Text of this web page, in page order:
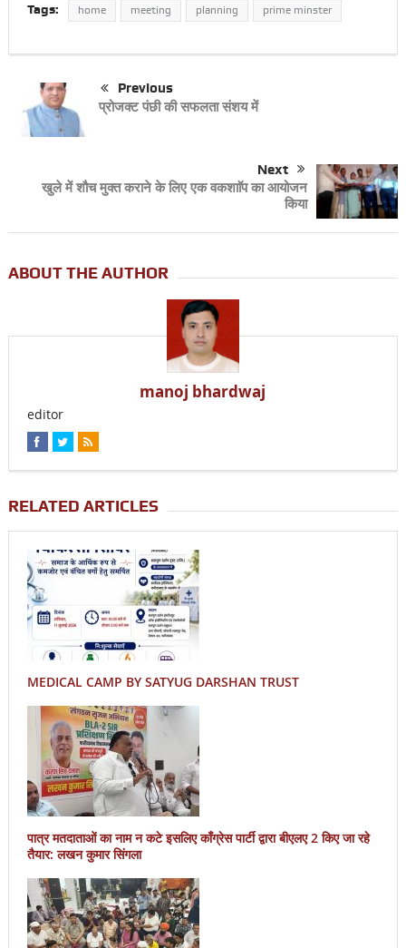
Tags: home meeting planning prime minster
Previous
प्रोजक्ट पंछी की सफलता संशय में
Next
खुले में शौच मुक्त कराने के लिए एक वकशााॅप का आयोजन
किया
ABOUT THE AUTHOR
manoj bhardwaj
editor
RELATED ARTICLES
MEDICAL CAMP BY SATYUG DARSHAN TRUST
पात्र मतदाताओं का नाम न कटे इसलिए काँग्रेस पार्टी द्वारा बीएलए 2 किए जा रहे
तैयार: लखन कुमार सिंगला